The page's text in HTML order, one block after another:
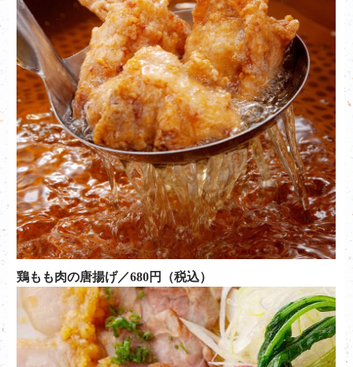
鶏もも肉の唐揚げ／680円（税込）